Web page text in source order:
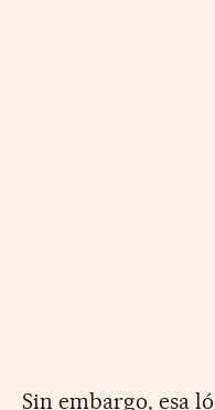
Sin embargo, esa